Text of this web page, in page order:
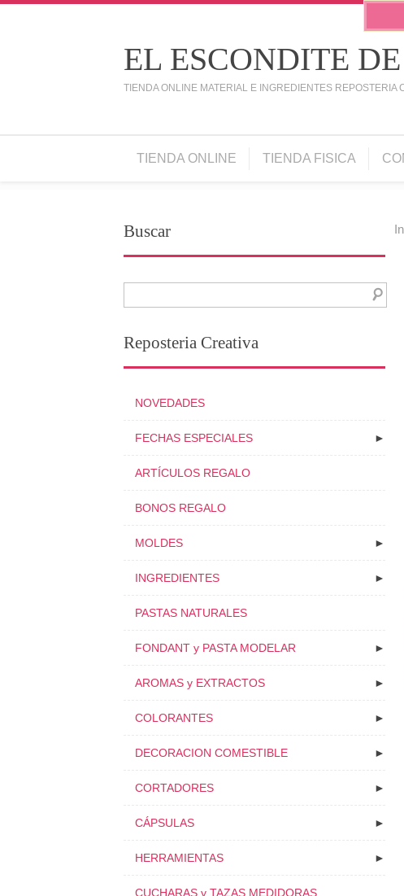
EL ESCONDITE
TIENDA ONLINE MATERIAL E INGREDIENTES REPOSTERIA
TIENDA ONLINE TIENDA FISICA
Buscar
Reposteria Creativa
NOVEDADES
►
FECHAS ESPECIALES
ARTÍCULOS REGALO
BONOS REGALO
►
MOLDES
►
INGREDIENTES
PASTAS NATURALES
►
FONDANT y PASTA MODELAR
►
AROMAS y EXTRACTOS
►
COLORANTES
►
DECORACION COMESTIBLE
►
CORTADORES
►
CÁPSULAS
►
HERRAMIENTAS
CUCHARAS y TAZAS MEDIDORAS